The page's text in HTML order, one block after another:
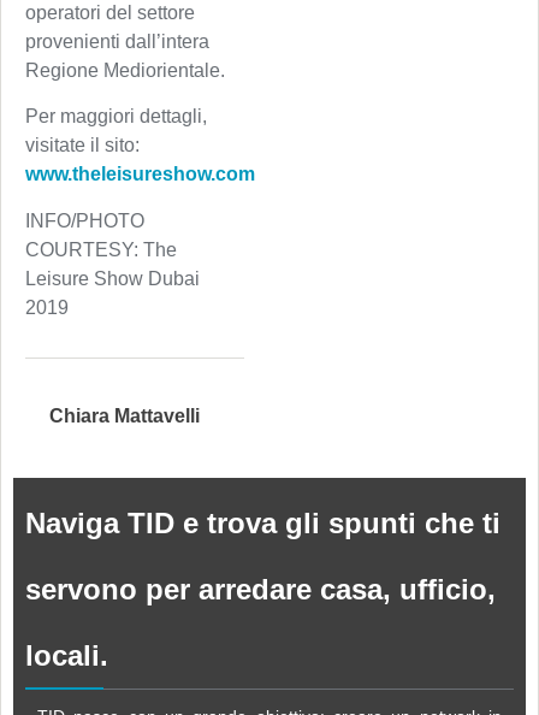
operatori del settore
provenienti dall’intera
Regione Mediorientale.
Per maggiori dettagli,
visitate il sito:
www.theleisureshow.com
INFO/PHOTO
COURTESY: The
Leisure Show Dubai
2019
Chiara Mattavelli
Naviga TID e trova gli spunti che ti
servono per arredare casa, ufficio,
locali.